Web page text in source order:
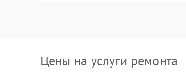
Цены на услуги ремонта